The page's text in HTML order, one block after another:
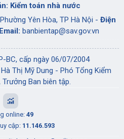
Kiểm toán nhà nước
Yên Hòa, TP Hà Nội - Điện
Email: banbientap@sav.gov.vn
BC, cấp ngày 06/07/2004
Thị Mỹ Dung - Phó Tổng Kiểm
Ban biên tập.
online:49
cập: 11.146.593